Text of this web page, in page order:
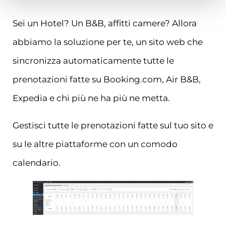
Sei un Hotel? Un B&B, affitti camere? Allora
abbiamo la soluzione per te, un sito web che
sincronizza automaticamente tutte le
prenotazioni fatte su Booking.com, Air B&B,
Expedia e chi più ne ha più ne metta.
Gestisci tutte le prenotazioni fatte sul tuo sito e
su le altre piattaforme con un comodo
calendario.